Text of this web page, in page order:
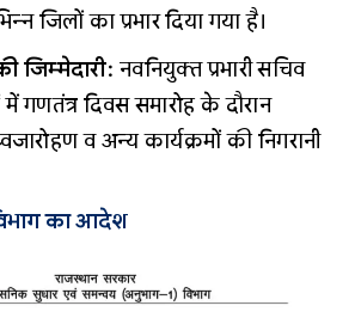
जिलों का प्रभार दिया गया है।
जिम्मेदारी: नवनियुक्त प्रभारी सचिव
गणतंत्र दिवस समारोह के दौरान
व अन्य कार्यक्रमों की निगरानी
का आदेश